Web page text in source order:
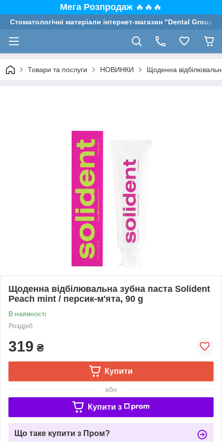
Мега Розпродаж 🔥🔥🔥
Стоматологічні матеріали інтернет-магазин "Dental Group"
Товари та послуги НОВИНКИ Щоденна
Щоденна відбілювальна зубна паста Solident
Peach mint / персик-м'ята, 90 g
В наявності
Роздріб
319 ₴
Купити
або
Купити з
Що таке купити з Пром?